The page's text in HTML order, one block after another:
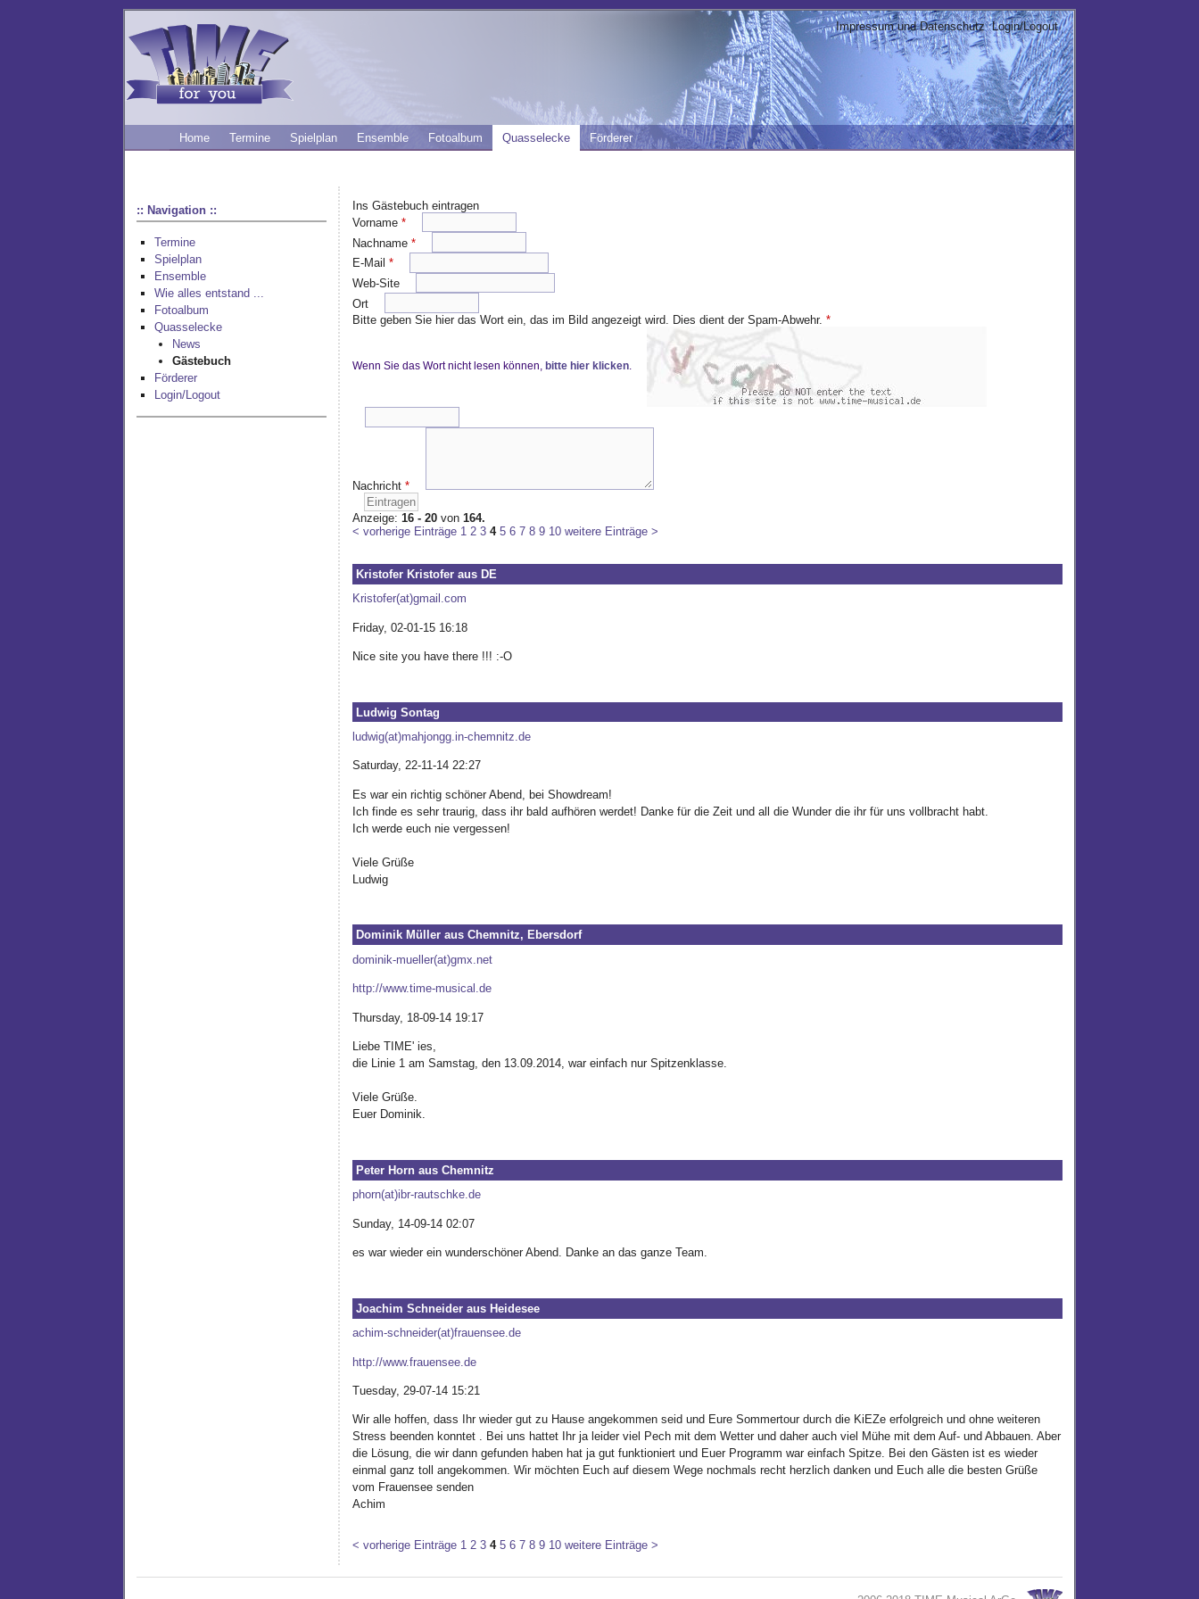
Impressum und Datenschutz Login/Logout
Home Termine Spielplan Ensemble Fotoalbum Quasselecke Förderer
:: Navigation ::
Termine
Spielplan
Ensemble
Wie alles entstand ...
Fotoalbum
Quasselecke
News
Gästebuch
Förderer
Login/Logout
Ins Gästebuch eintragen
Vorname *
Nachname *
E-Mail *
Web-Site
Ort
Bitte geben Sie hier das Wort ein, das im Bild angezeigt wird. Dies dient der Spam-Abwehr. *
Wenn Sie das Wort nicht lesen können, bitte hier klicken.
Nachricht *
Anzeige: 16 - 20 von 164.
< vorherige Einträge 1 2 3 4 5 6 7 8 9 10 weitere Einträge >
Kristofer Kristofer aus DE
Kristofer(at)gmail.com
Friday, 02-01-15 16:18
Nice site you have there !!! :-O
Ludwig Sontag
ludwig(at)mahjongg.in-chemnitz.de
Saturday, 22-11-14 22:27
Es war ein richtig schöner Abend, bei Showdream!
Ich finde es sehr traurig, dass ihr bald aufhören werdet! Danke für die Zeit und all die Wunder die ihr für uns vollbracht habt.
Ich werde euch nie vergessen!
Viele Grüße
Ludwig
Dominik Müller aus Chemnitz, Ebersdorf
dominik-mueller(at)gmx.net
http://www.time-musical.de
Thursday, 18-09-14 19:17
Liebe TIME' ies,
die Linie 1 am Samstag, den 13.09.2014, war einfach nur Spitzenklasse.
Viele Grüße.
Euer Dominik.
Peter Horn aus Chemnitz
phorn(at)ibr-rautschke.de
Sunday, 14-09-14 02:07
es war wieder ein wunderschöner Abend. Danke an das ganze Team.
Joachim Schneider aus Heidesee
achim-schneider(at)frauensee.de
http://www.frauensee.de
Tuesday, 29-07-14 15:21
Wir alle hoffen, dass Ihr wieder gut zu Hause angekommen seid und Eure Sommertour durch die KiEZe erfolgreich und ohne weiteren
Stress beenden konntet . Bei uns hattet Ihr ja leider viel Pech mit dem Wetter und daher auch viel Mühe mit dem Auf- und Abbauen. Aber
die Lösung, die wir dann gefunden haben hat ja gut funktioniert und Euer Programm war einfach Spitze. Bei den Gästen ist es wieder
einmal ganz toll angekommen. Wir möchten Euch auf diesem Wege nochmals recht herzlich danken und Euch alle die besten Grüße
vom Frauensee senden
Achim
< vorherige Einträge 1 2 3 4 5 6 7 8 9 10 weitere Einträge >